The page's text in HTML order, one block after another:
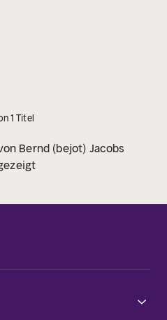
1 Titel
Bernd (bejot) Jacobs